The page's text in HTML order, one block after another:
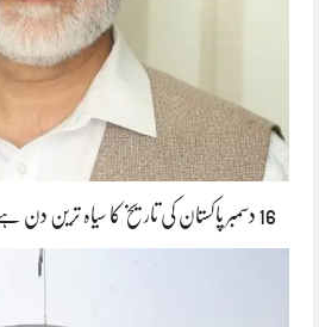
16 دسمبر پاکستان کی تاریخ کا سیاہ ترین دن ہے — امیر جماعتِ اسلامی…